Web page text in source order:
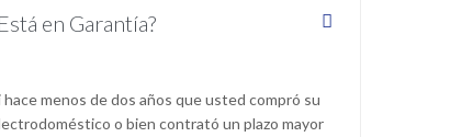
en Garantía?
hace menos de dos años que usted compró su
o bien contrató un plazo mayor